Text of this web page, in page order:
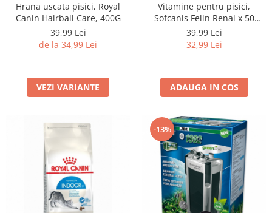
Accesorii iaz
Cai
Toaletare cai
Accesorii cai
Hrana uscata pisici, Royal
Canin Hairball Care, 400G
39,99 Lei
de la 34,99 Lei
VEZI VARIANTE
Vitamine pentru pisici,
Sofcanis Felin Renal x 50
comprimate
39,99 Lei
32,99 Lei
ADAUGA IN COS
-13%